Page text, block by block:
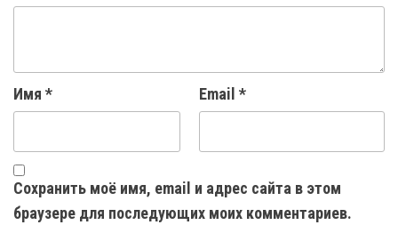
Имя * Email *
Сохранить моё имя, email и адрес сайта в этом
браузере для последующих моих комментариев.